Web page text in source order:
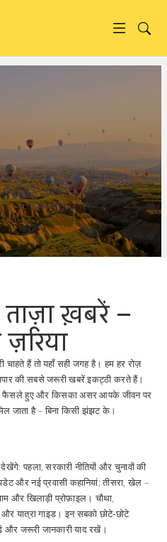
ख़बरें –
हैं तो यहाँ सही जगह है। हम हर रोज़
की सबसे जरूरी खबरें इकट्ठी करते हैं।
फैसले हुए और किसका असर आपके जीवन पर
जाता है – बिना किसी झंझट के।
पहला, सरकारी नीतियों और चुनावों की
और नई प्रवासी कहानियां; तीसरा, खेल –
और खिलाड़ी प्रोफ़ाइल। चौथा,
यात्रा गाइड। इन सबको छोटे‑छोटे
और जरूरी जानकारी याद रखें।